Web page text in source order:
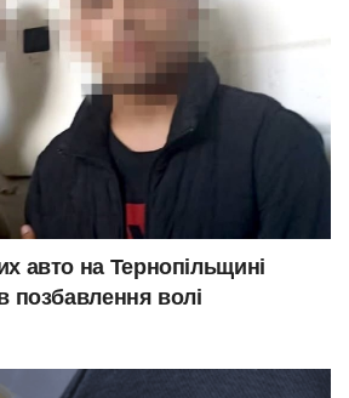
авто на Тернопільщині
позбавлення волі